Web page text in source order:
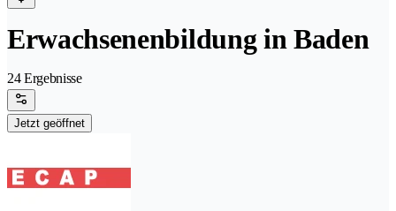
Erwachsenenbildung in Baden
24 Ergebnisse
Jetzt geöffnet